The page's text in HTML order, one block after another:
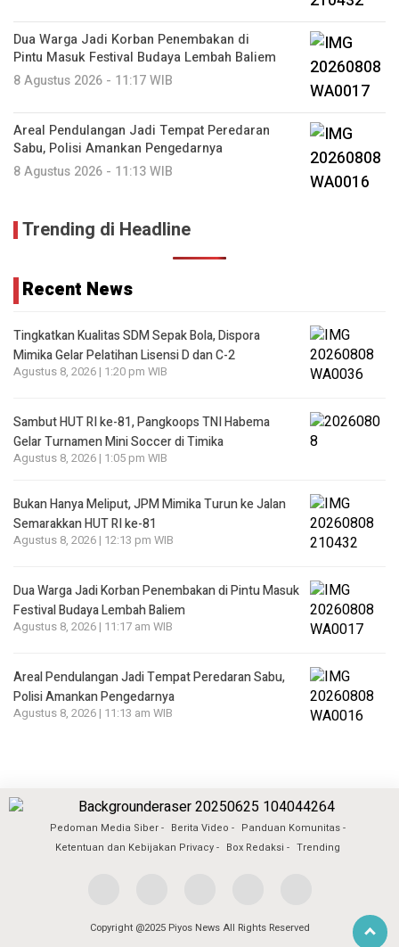
Dua Warga Jadi Korban Penembakan di
Pintu Masuk Festival Budaya Lembah Baliem
8 Agustus 2026 - 11:17 WIB
Areal Pendulangan Jadi Tempat Peredaran
Sabu, Polisi Amankan Pengedarnya
8 Agustus 2026 - 11:13 WIB
Trending di Headline
Recent News
Tingkatkan Kualitas SDM Sepak Bola, Dispora
Mimika Gelar Pelatihan Lisensi D dan C-2
Agustus 8, 2026 | 1:20 pm WIB
Sambut HUT RI ke-81, Pangkoops TNI Habema
Gelar Turnamen Mini Soccer di Timika
Agustus 8, 2026 | 1:05 pm WIB
Bukan Hanya Meliput, JPM Mimika Turun ke Jalan
Semarakkan HUT RI ke-81
Agustus 8, 2026 | 12:13 pm WIB
Dua Warga Jadi Korban Penembakan di Pintu Masuk
Festival Budaya Lembah Baliem
Agustus 8, 2026 | 11:17 am WIB
Areal Pendulangan Jadi Tempat Peredaran Sabu,
Polisi Amankan Pengedarnya
Agustus 8, 2026 | 11:13 am WIB
Pedoman Media Siber Berita Video
Panduan Komunitas
Ketentuan dan Kebijakan Privacy
Box Redaksi Trending
Copyright @2025 Piyos News All Rights Reserved